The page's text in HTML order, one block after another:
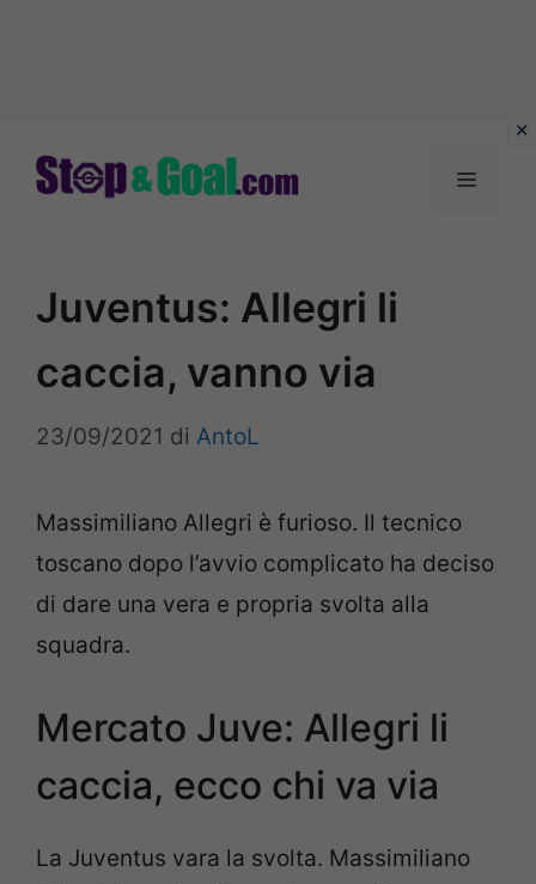
Menu
Juventus: Allegri li
caccia, vanno via
23/09/2021 di AntoL
Massimiliano Allegri è furioso. Il tecnico
toscano dopo l’avvio complicato ha deciso
di dare una vera e propria svolta alla
squadra.
Mercato Juve: Allegri li
caccia, ecco chi va via
La Juventus vara la svolta. Massimiliano